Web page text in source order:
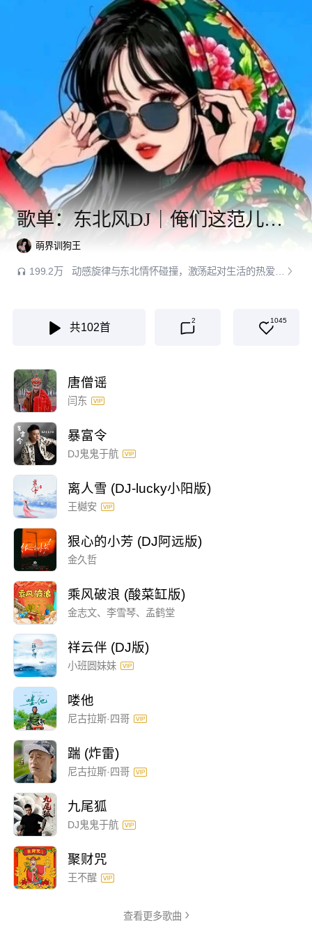
歌单：东北风DJ｜俺们这范儿叫东北！
萌界训狗王
199.2万
共102首
2 1045
唐僧谣
闫东
暴富令
DJ鬼鬼于航
离人雪 (DJ-lucky小阳版)
王樾安
狠心的小芳 (DJ阿远版)
金久哲
乘风破浪 (酸菜缸版)
金志文、李雪琴、孟鹤堂
祥云伴 (DJ版)
小班圆妹妹
喽他
尼古拉斯·四哥
踹 (炸雷)
尼古拉斯·四哥
九尾狐
DJ鬼鬼于航
聚财咒
王不醒
查看更多歌曲